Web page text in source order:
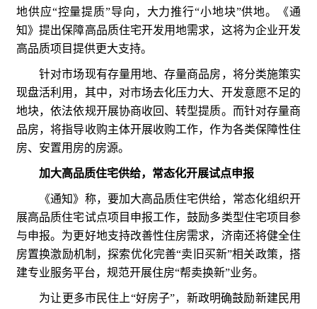
地供应“控量提质”导向，大力推行“小地块”供地。《通
知》提出保障高品质住宅开发用地需求，这将为企业开发
高品质项目提供更大支持。
针对市场现有存量用地、存量商品房，将分类施策实
现盘活利用，其中，对市场去化压力大、开发意愿不足的
地块，依法依规开展协商收回、转型提质。而针对存量商
品房，将指导收购主体开展收购工作，作为各类保障性住
房、安置用房的房源。
加大高品质住宅供给，常态化开展试点申报
《通知》称，要加大高品质住宅供给，常态化组织开
展高品质住宅试点项目申报工作，鼓励多类型住宅项目参
与申报。为更好地支持改善性住房需求，济南还将健全住
房置换激励机制，探索优化完善“卖旧买新”相关政策，搭
建专业服务平台，规范开展住房“帮卖换新”业务。
为让更多市民住上“好房子”，新政明确鼓励新建民用